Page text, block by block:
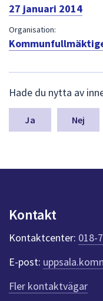
27 januari 2014
Organisation:
ä
m
a
n
k
t
e
r
f
ö
r
Hade du nytta av
Nej
Kontakt
Kontaktcenter: 018-
E-post:
Fler kontaktvägar